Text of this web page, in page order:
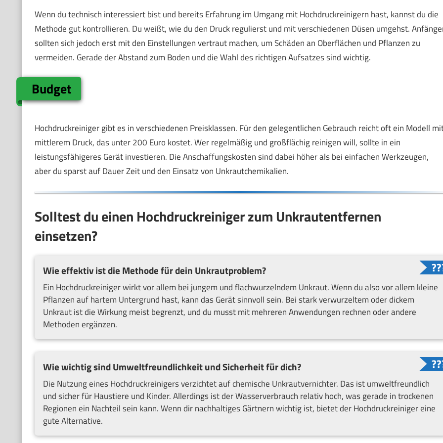
Wenn du technisch interessiert bist und bereits Erfahrung im Umgang mit Hochdruckreinigern hast, kannst du die
Methode gut kontrollieren. Du weißt, wie du den Druck regulierst und mit verschiedenen Düsen umgehst.
sollten sich jedoch erst mit den Einstellungen vertraut machen, um Schäden an Oberflächen und Pflanzen zu
vermeiden. Gerade der Abstand zum Boden und die Wahl des richtigen Aufsatzes sind wichtig.
Budget
Hochdruckreiniger gibt es in verschiedenen Preisklassen. Für den gelegentlichen Gebrauch reicht oft ein Modell
mittlerem Druck, das unter 200 Euro kostet. Wer regelmäßig und großflächig reinigen will, sollte in ein
leistungsfähigeres Gerät investieren. Die Anschaffungskosten sind dabei höher als bei einfachen Werkzeugen,
aber du sparst auf Dauer Zeit und den Einsatz von Unkrautchemikalien.
Solltest du einen Hochdruckreiniger zum Unkrautentfernen
einsetzen?
Wie effektiv ist die Methode für dein Unkrautproblem?
Ein Hochdruckreiniger wirkt vor allem bei jungem und flachwurzelndem Unkraut. Wenn du also vor allem kleine
Pflanzen auf hartem Untergrund hast, kann das Gerät sinnvoll sein. Bei stark verwurzeltem oder dickem
Unkraut ist die Wirkung meist begrenzt, und du musst mit mehreren Anwendungen rechnen oder andere
Methoden ergänzen.
Wie wichtig sind Umweltfreundlichkeit und Sicherheit für dich?
Die Nutzung eines Hochdruckreinigers verzichtet auf chemische Unkrautvernichter. Das ist umweltfreundlich
und sicher für Haustiere und Kinder. Allerdings ist der Wasserverbrauch relativ hoch, was gerade in trockenen
Regionen ein Nachteil sein kann. Wenn dir nachhaltiges Gärtnern wichtig ist, bietet der Hochdruckreiniger eine
gute Alternative.